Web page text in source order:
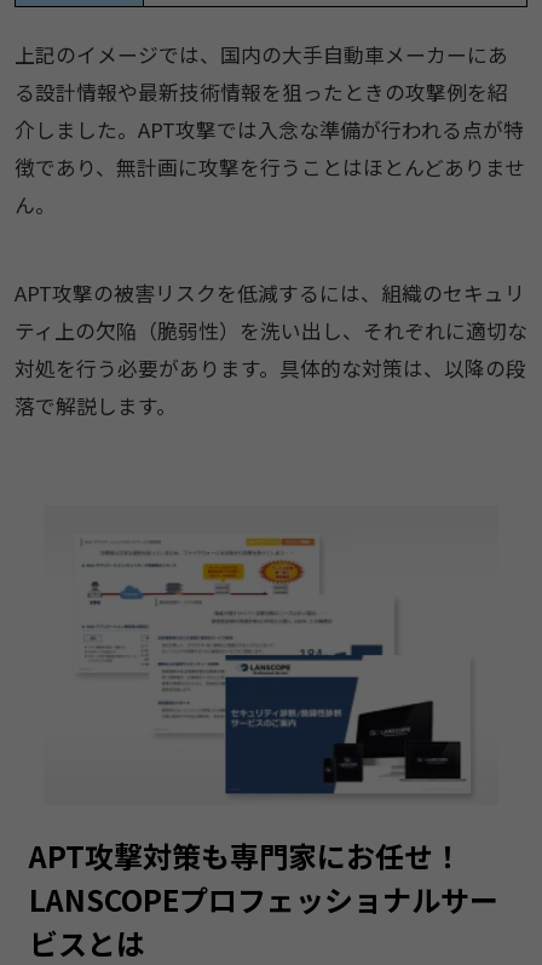
上記のイメージでは、国内の大手自動車メーカーにあ
る設計情報や最新技術情報を狙ったときの攻撃例を紹
介しました。APT攻撃では入念な準備が行われる点が特
徴であり、無計画に攻撃を行うことはほとんどありませ
ん。
APT攻撃の被害リスクを低減するには、組織のセキュリ
ティ上の欠陥（脆弱性）を洗い出し、それぞれに適切な
対処を行う必要があります。具体的な対策は、以降の段
落で解説します。
APT攻撃対策も専門家にお任せ！
LANSCOPEプロフェッショナルサー
ビスとは